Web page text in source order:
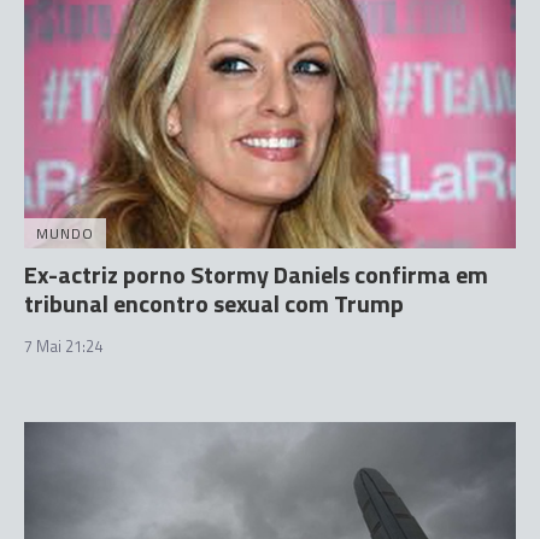
MUNDO
Ex-actriz porno Stormy Daniels confirma em
tribunal encontro sexual com Trump
7 Mai 21:24